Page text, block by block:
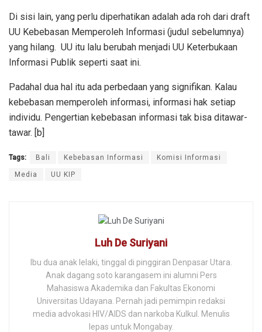
Di sisi lain, yang perlu diperhatikan adalah ada roh dari draft
UU Kebebasan Memperoleh Informasi (judul sebelumnya)
yang hilang. UU itu lalu berubah menjadi UU Keterbukaan
Informasi Publik seperti saat ini.
Padahal dua hal itu ada perbedaan yang signifikan. Kalau
kebebasan memperoleh informasi, informasi hak setiap
individu. Pengertian kebebasan informasi tak bisa ditawar-
tawar. [b]
Tags: Bali Kebebasan Informasi Komisi Informasi
Media UU KIP
Luh De Suriyani
Ibu dua anak lelaki, tinggal di pinggiran Denpasar Utara.
Anak dagang soto karangasem ini alumni Pers
Mahasiswa Akademika dan Fakultas Ekonomi
Universitas Udayana. Pernah jadi pemimpin redaksi
media advokasi HIV/AIDS dan narkoba Kulkul. Menulis
lepas untuk Mongabay.